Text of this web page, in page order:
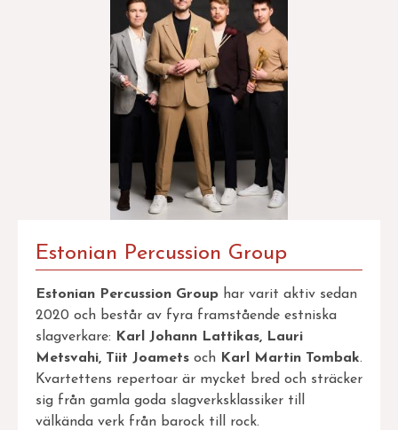
Estonian Percussion Group
Estonian Percussion Group har varit aktiv sedan
2020 och består av fyra framstående estniska
slagverkare:
Karl Johann Lattikas, Lauri
Metsvahi, Tiit Joamets och Karl Martin Tombak.
Kvartettens repertoar är mycket bred och sträcker
sig från gamla goda slagverksklassiker till
välkända verk från barock till rock.